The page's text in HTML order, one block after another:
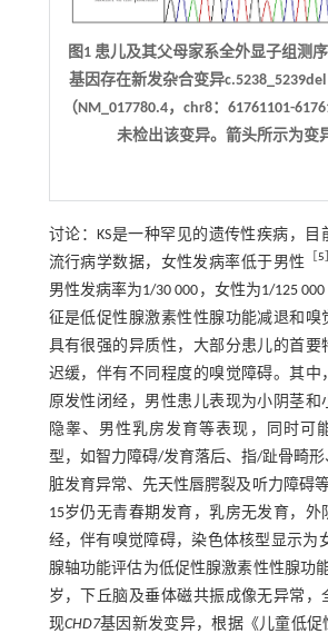
图1 患儿及其父母家系全外显子组测
基因存在新发杂合变异c.5238_5239del
（NM_017780.4，chr8：61761101-
未检出该变异。箭头所示为变
讨论：KS是一种罕见的遗传性疾病，目
流行病学数据，女性发病率低于男性
［5
男性发病率为1/30 000，女性为1/125 000
征是低促性腺激素性性腺功能减退和嗅
具有很强的异质性，大部分患儿的首要
迟缓，伴有不同程度的嗅觉障碍。其中
原发性闭经，男性患儿表现为小阴茎和
隐睾、男性乳房发育等表现，同时可
型，如智力障碍/发育落后、指/趾骨畸
脏发育异常、先天性唇腭裂及听力障碍
15岁仍无青春期发育，乳房无发育，外
经，伴有嗅觉障碍，染色体核型显示为
腺轴功能评估为低促性腺激素性性腺功
岁，下丘脑及垂体磁共振成像无异常，
现CHD7基因新发变异，根据《儿童低促